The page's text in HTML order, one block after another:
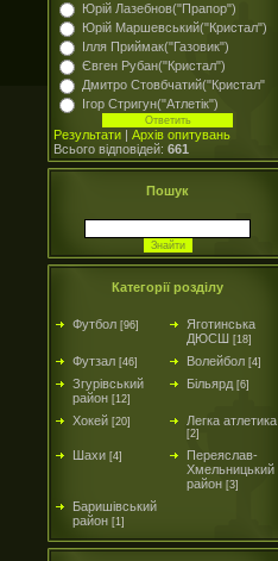
Юрій Лазебнов("Прапор")
Юрій Маршевський("Кристал")
Ілля Приймак("Газовик")
Євген Рубан("Кристал")
Дмитро Стовбчатий("Кристал"
Ігор Стригун("Атлетік")
Результати | Архів опитувань
Всього відповідей: 661
Пошук
Категорії розділу
Футбол [96]
Яготинська
ДЮСШ [18]
Футзал [46] Волейбол [4]
Згурівський
район [12]
Більярд [6]
Хокей [20] Легка атлетика
[2]
Шахи [4]
Переяслав-
Хмельницький
район [3]
Баришівський
район [1]